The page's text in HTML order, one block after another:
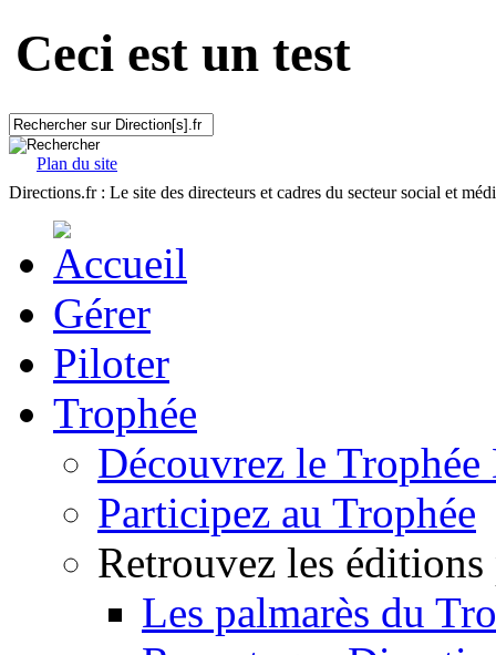
Ceci est un test
Plan du site
Directions.fr : Le site des directeurs et cadres du secteur social et
Gérer
Piloter
Trophée
Découvrez le
Participez au Trophée
Retrouvez les éditions
Les palmarès du